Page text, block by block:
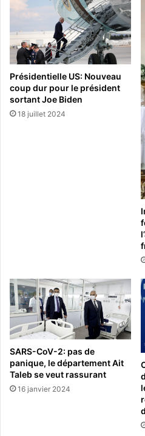
Présidentielle US: Nouveau
coup dur pour le président
sortant Joe Biden
18 juillet 2024
SARS-CoV-2: pas de
panique, le département Ait
Taleb se veut rassurant
16 janvier 2024